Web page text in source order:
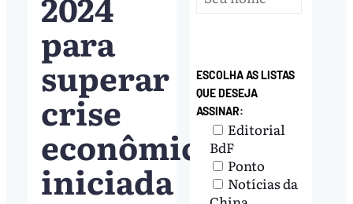
para
superar
crise
econômica
iniciada
ESCOLHA AS LISTAS
QUE DESEJA
ASSINAR:
Editorial
BdF
Ponto
Notícias da